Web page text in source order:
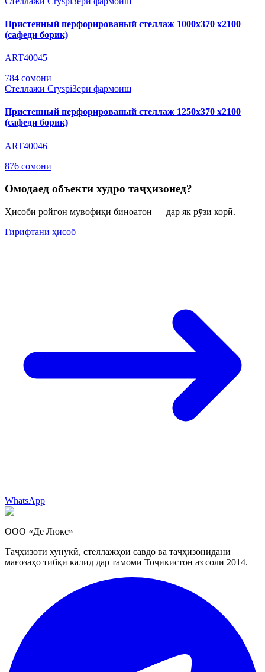
Пристенный перфорированый стеллаж 1000х370 х2100
(сафеди борик)
ART40045
784 сомонӣ
Стеллажи CryspiЗери фармоиш
Пристенный перфорированый стеллаж 1250х370 х2100
(сафеди борик)
ART40046
876 сомонӣ
Омодаед объекти худро таҷҳизонед?
Ҳисоби ройгон мувофиқи биноатон — дар як рӯзи корӣ.
Гирифтани ҳисоб
WhatsApp
ООО «Де Люкс»
Таҷҳизоти хунукӣ, стеллажҳои савдо ва таҷҳизонидани
мағозаҳо тибқи калид дар тамоми Тоҷикистон аз соли 2014.